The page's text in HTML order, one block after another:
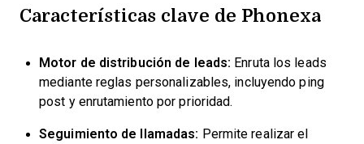
Características clave de Phonexa
Motor de distribución de leads: Enruta los leads
mediante reglas personalizables, incluyendo ping
post y enrutamiento por prioridad.
Seguimiento de llamadas: Permite realizar el